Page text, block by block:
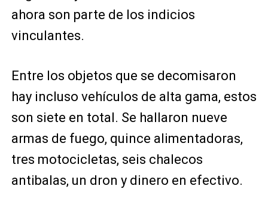
ahora son parte de los indicios
vinculantes.
Entre los objetos que se decomisaron
hay incluso vehículos de alta gama, estos
son siete en total. Se hallaron nueve
armas de fuego, quince alimentadoras,
tres motocicletas, seis chalecos
antibalas, un dron y dinero en efectivo.